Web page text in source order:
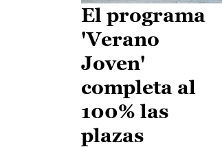
El programa
'Verano
Joven'
completa al
100% las
plazas